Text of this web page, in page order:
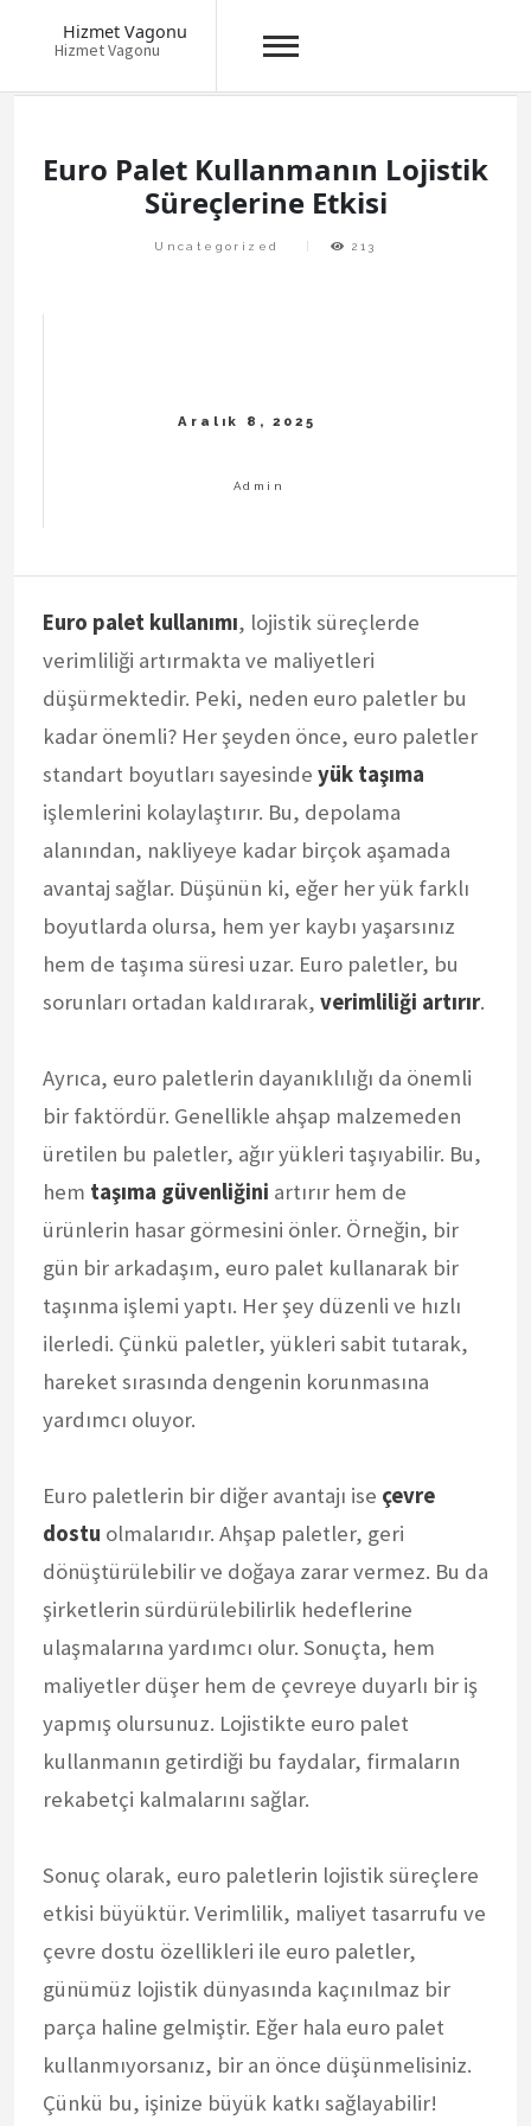
Hizmet Vagonu
Hizmet Vagonu
Euro Palet Kullanmanın Lojistik
Süreçlerine Etkisi
Uncategorized 213
Euro palet kullanımı, lojistik süreçlerde
verimliliği artırmakta ve maliyetleri
düşürmektedir. Peki, neden euro paletler bu
kadar önemli? Her şeyden önce, euro paletler
standart boyutları sayesinde yük taşıma
işlemlerini kolaylaştırır. Bu, depolama
alanından, nakliyeye kadar birçok aşamada
avantaj sağlar. Düşünün ki, eğer her yük farklı
boyutlarda olursa, hem yer kaybı yaşarsınız
hem de taşıma süresi uzar. Euro paletler, bu
sorunları ortadan kaldırarak, verimliliği artırır.
Ayrıca, euro paletlerin dayanıklılığı da önemli
bir faktördür. Genellikle ahşap malzemeden
üretilen bu paletler, ağır yükleri taşıyabilir. Bu,
hem taşıma güvenliğini artırır hem de
ürünlerin hasar görmesini önler. Örneğin, bir
gün bir arkadaşım, euro palet kullanarak bir
taşınma işlemi yaptı. Her şey düzenli ve hızlı
ilerledi. Çünkü paletler, yükleri sabit tutarak,
hareket sırasında dengenin korunmasına
yardımcı oluyor.
Euro paletlerin bir diğer avantajı ise çevre
dostu olmalarıdır. Ahşap paletler, geri
dönüştürülebilir ve doğaya zarar vermez. Bu da
şirketlerin sürdürülebilirlik hedeflerine
ulaşmalarına yardımcı olur. Sonuçta, hem
maliyetler düşer hem de çevreye duyarlı bir iş
yapmış olursunuz. Lojistikte euro palet
kullanmanın getirdiği bu faydalar, firmaların
rekabetçi kalmalarını sağlar.
Sonuç olarak, euro paletlerin lojistik süreçlere
etkisi büyüktür. Verimlilik, maliyet tasarrufu ve
çevre dostu özellikleri ile euro paletler,
günümüz lojistik dünyasında kaçınılmaz bir
parça haline gelmiştir. Eğer hala euro palet
kullanmıyorsanız, bir an önce düşünmelisiniz.
Çünkü bu, işinize büyük katkı sağlayabilir!